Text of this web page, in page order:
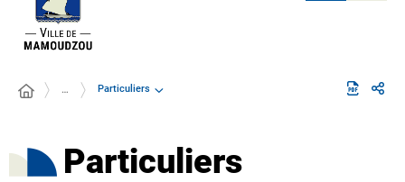
… Particuliers
Particuliers